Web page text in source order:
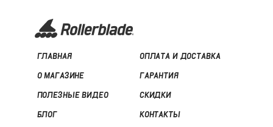
ГЛАВНАЯ
О МАГАЗИНЕ
ПОЛЕЗНЫЕ ВИДЕО
БЛОГ
ОПЛАТА И ДОСТАВКА
ГАРАНТИЯ
СКИДКИ
КОНТАКТЫ